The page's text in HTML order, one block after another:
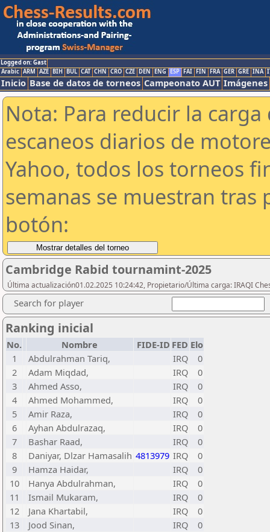
Logged on: Gast
Arabic ARM AZE BIH BUL CAT CHN CRO CZE DEN ENG ESP FAI FIN FRA GER GRE INA
Inicio Base de datos de torneos Campeonato AUT Imágenes
Nota: Para reducir la
escaneos diarios de
Yahoo, todos los torneos
semanas se muestran tras
botón:
Cambridge Rabid tournamint-2025
Última actualización01.02.2025 10:24:42, Propietario/Última carga: IRAQI
Search for player
Ranking inicial
No. Nombre FIDE-ID FED Elo
1
Abdulrahman Tariq, IRQ
0
2
Adam Miqdad, IRQ
0
3
Ahmed Asso, IRQ
0
4
Ahmed Mohammed, IRQ
0
5
Amir Raza, IRQ
0
6
Ayhan Abdulrazaq, IRQ
0
7
Bashar Raad, IRQ
0
8
Daniyar, Dlzar Hamasalih 4813979 IRQ
0
9
Hamza Haidar, IRQ
0
10
Hanya Abdulrahman, IRQ
0
11
Ismail Mukaram, IRQ
0
12
Jana Khartabil, IRQ
0
13
Jood Sinan, IRQ
0